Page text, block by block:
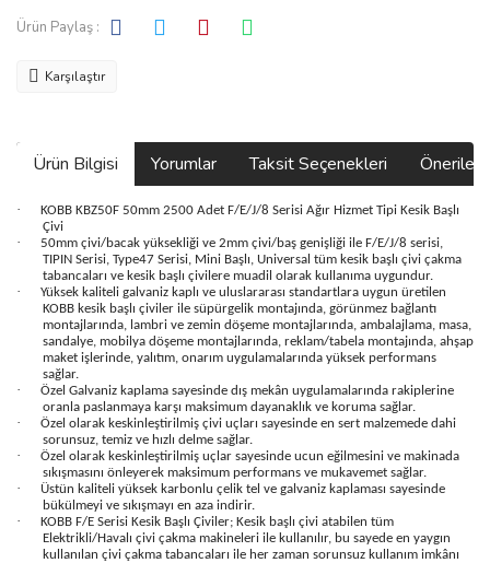
Ürün Paylaş :
Karşılaştır
Ürün Bilgisi Yorumlar Taksit Seçenekleri
·
KOBB KBZ50F 50mm 2500 Adet F/E/J/8 Serisi Ağır Hizmet Tipi Kesik Başlı
Çivi
·
50mm çivi/bacak yüksekliği ve 2mm çivi/baş genişliği ile F/E/J/8 serisi,
TIPIN Serisi, Type47 Serisi, Mini Başlı, Universal tüm kesik başlı çivi çakma
tabancaları ve kesik başlı çivilere muadil olarak kullanıma uygundur.
·
Yüksek kaliteli galvaniz kaplı ve uluslararası standartlara uygun üretilen
KOBB kesik başlı çiviler ile süpürgelik montajında, görünmez bağlantı
montajlarında, lambri ve zemin döşeme montajlarında, ambalajlama, masa,
sandalye, mobilya döşeme montajlarında, reklam/tabela montajında, ahşap
maket işlerinde, yalıtım, onarım uygulamalarında yüksek performans
sağlar.
·
Özel Galvaniz kaplama sayesinde dış mekân uygulamalarında rakiplerine
oranla paslanmaya karşı maksimum dayanaklık ve koruma sağlar.
·
Özel olarak keskinleştirilmiş çivi uçları sayesinde en sert malzemede dahi
sorunsuz, temiz ve hızlı delme sağlar.
·
Özel olarak keskinleştirilmiş uçlar sayesinde ucun eğilmesini ve makinada
sıkışmasını önleyerek maksimum performans ve mukavemet sağlar.
·
Üstün kaliteli yüksek karbonlu çelik tel ve galvaniz kaplaması sayesinde
bükülmeyi ve sıkışmayı en aza indirir.
·
KOBB F/E Serisi Kesik Başlı Çiviler; Kesik başlı çivi atabilen tüm
Elektrikli/Havalı çivi çakma makineleri ile kullanılır, bu sayede en yaygın
kullanılan çivi çakma tabancaları ile her zaman sorunsuz kullanım imkânı